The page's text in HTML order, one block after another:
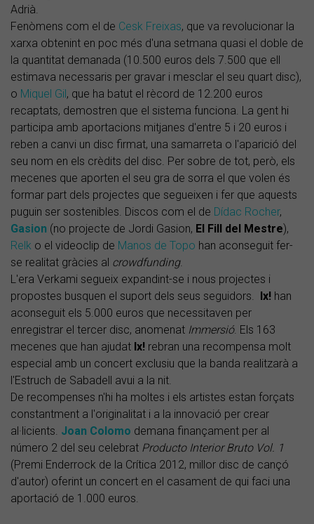
Adrià.
Fenòmens com el de Cesk Freixas, que va revolucionar la
xarxa obtenint en poc més d'una setmana quasi el doble de
la quantitat demanada (10.500 euros dels 7.500 que ell
estimava necessaris per gravar i mesclar el seu quart disc),
o Miquel Gil, que ha batut el rècord de 12.200 euros
recaptats, demostren que el sistema funciona. La gent hi
participa amb aportacions mitjanes d'entre 5 i 20 euros i
reben a canvi un disc firmat, una samarreta o l'aparició del
seu nom en els crèdits del disc. Per sobre de tot, però, els
mecenes que aporten el seu gra de sorra el que volen és
formar part dels projectes que segueixen i fer que aquests
puguin ser sostenibles. Discos com el de Dídac Rocher,
Gasion (no projecte de Jordi Gasion, El Fill del Mestre),
Relk o el videoclip de Manos de Topo han aconseguit fer-
se realitat gràcies al crowdfunding.
L'era Verkami segueix expandint-se i nous projectes i
propostes busquen el suport dels seus seguidors. Ix! han
aconseguit els 5.000 euros que necessitaven per
enregistrar el tercer disc, anomenat Immersió. Els 163
mecenes que han ajudat Ix! rebran una recompensa molt
especial amb un concert exclusiu que la banda realitzarà a
l'Estruch de Sabadell avui a la nit.
De recompenses n'hi ha moltes i els artistes estan forçats
constantment a l'originalitat i a la innovació per crear
al·licients. Joan Colomo demana finançament per al
número 2 del seu celebrat Producto Interior Bruto Vol. 1
(Premi Enderrock de la Crítica 2012, millor disc de cançó
d'autor) oferint un concert en el casament de qui faci una
aportació de 1.000 euros.